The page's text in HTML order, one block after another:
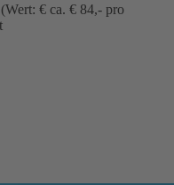
€ ca. € 84,- pro